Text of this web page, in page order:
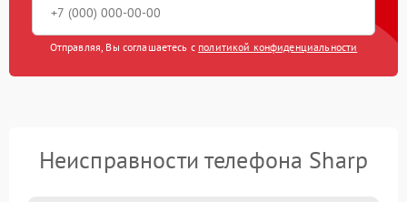
Отправляя, Вы соглашаетесь с политикой конфиденциальности
Неисправности телефона Sharp